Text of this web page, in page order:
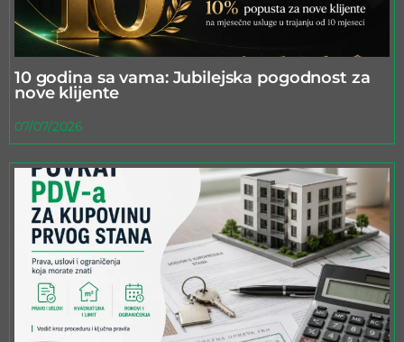
10 godina sa vama: Jubilejska pogodnost za
nove klijente
07/07/2026